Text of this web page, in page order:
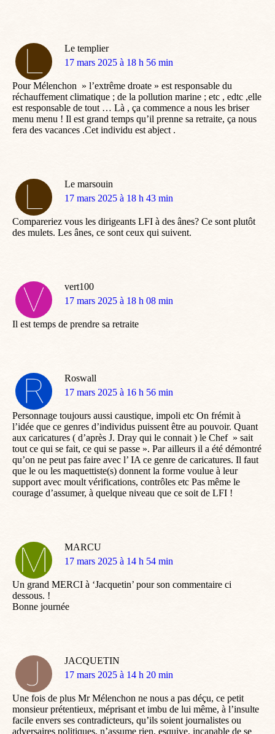
Le templier
dit
17 mars 2025 à 18 h 56 min
Pour Mélenchon » l’extrême droate » est responsable du
réchauffement climatique ; de la pollution marine ; etc , edtc ,elle
est responsable de tout … Là , ça commence a nous les briser
menu menu ! Il est grand temps qu’il prenne sa retraite, ça nous
fera des vacances .Cet individu est abject .
Le marsouin
dit
17 mars 2025 à 18 h 43 min
Compareriez vous les dirigeants LFI à des ânes? Ce sont plutôt
des mulets. Les ânes, ce sont ceux qui suivent.
vert100
dit
17 mars 2025 à 18 h 08 min
Il est temps de prendre sa retraite
Roswall
dit
17 mars 2025 à 16 h 56 min
Personnage toujours aussi caustique, impoli etc On frémit à
l’idée que ce genres d’individus puissent être au pouvoir. Quant
aux caricatures ( d’après J. Dray qui le connait ) le Chef » sait
tout ce qui se fait, ce qui se passe ». Par ailleurs il a été démontré
qu’on ne peut pas faire avec l’ IA ce genre de caricatures. Il faut
que le ou les maquettiste(s) donnent la forme voulue à leur
support avec moult vérifications, contrôles etc Pas même le
courage d’assumer, à quelque niveau que ce soit de LFI !
MARCU
dit
17 mars 2025 à 14 h 54 min
Un grand MERCI à ‘Jacquetin’ pour son commentaire ci
dessous. !
Bonne journée
JACQUETIN
dit
17 mars 2025 à 14 h 20 min
Une fois de plus Mr Mélenchon ne nous a pas déçu, ce petit
monsieur prétentieux, méprisant et imbu de lui même, à l’insulte
facile envers ses contradicteurs, qu’ils soient journalistes ou
adversaires politiques, n’assume rien, esquive, incapable de se